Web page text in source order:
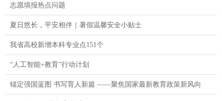
志愿填报热点问题
夏日悠长，平安相伴｜暑假温馨安全小贴士
我省高校新增本科专业点151个
“人工智能+教育”行动计划
锚定强国蓝图 书写育人新篇 ——聚焦国家最新教育政策新风向